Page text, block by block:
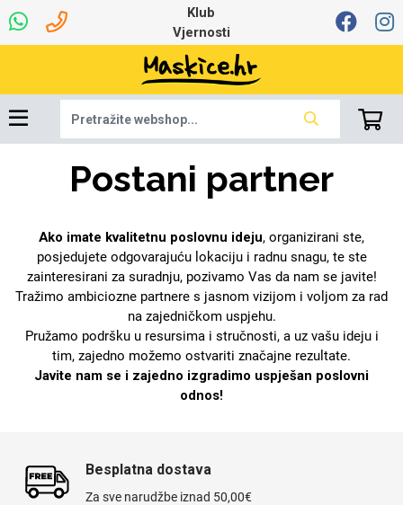
Klub
Vjernosti
Postani partner
Ako imate kvalitetnu poslovnu ideju, organizirani ste,
posjedujete odgovarajuću lokaciju i radnu snagu, te ste
zainteresirani za suradnju, pozivamo Vas da nam se javite!
Tražimo ambiciozne partnere s jasnom vizijom i voljom za rad
na zajedničkom uspjehu.
Pružamo podršku u resursima i stručnosti, a uz vašu ideju i
tim, zajedno možemo ostvariti značajne rezultate.
Javite nam se i zajedno izgradimo uspješan poslovni
odnos!
Besplatna dostava
Za sve narudžbe iznad 50,00€
Dinamo maskice za
mobitel
Robotski usisavači Stolne lampe
Najprodavanije -
TOP 100
Šarene maskice
Ljetna kolekcija Proljetna kolekcija
Line Art
Apple
Univerzalna oprema
za tablet
7.0 - 8.0 inča 8.0 - 9.0 inča
10.0 - 12.0 inča
Oprema za Lenovo
tablet
Apple Samsung
Huawei
Igračke i ostalo
Selfie Stick Držači za auto
Držači za bicikl
Punjači Bežični punjači
Power bank
Mikrofoni Bluetooth slušalice
Bluetooth Zvučnici
Pametni Satovi
Memorije i
memorijske kartice
Oprema za Smart
Watch
Auto Kamere
Podloga za miš Tipkovnice i miševi
mikrofoni
Hladnjaci za laptop
Ruksaci i torbice